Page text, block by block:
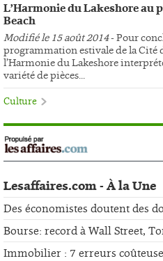
L’Harmonie du Lakeshore au
Beach
Modifié le 15 août 2014- Pour
programmation estivale de la Cité
l’Harmonie du Lakeshore
variété de pièces...
Culture
Lesaffaires.com - À la Une
Des économistes doutent des
Bourse: record à Wall Street,
Immobilier : 7 erreurs